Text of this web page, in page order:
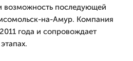
возможность последующей
на-Амур. Компания
года и сопровождает